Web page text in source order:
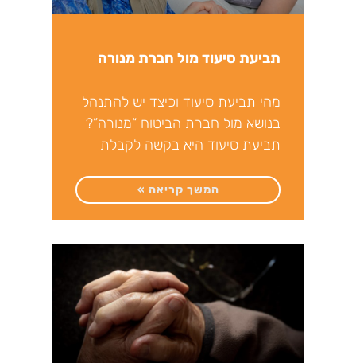
תביעת סיעוד מול חברת מנורה
מהי תביעת סיעוד וכיצד יש להתנהל
בנושא מול חברת הביטוח “מנורה”?
תביעת סיעוד היא בקשה לקבלת
המשך קריאה »